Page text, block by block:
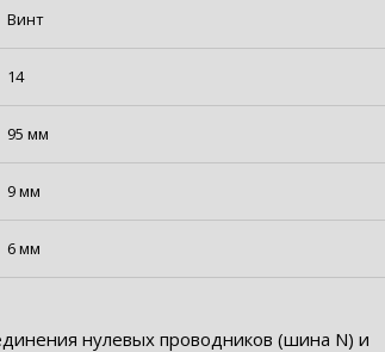
Винт
14
95 мм
9 мм
6 мм
нулевых проводников (шина N) и